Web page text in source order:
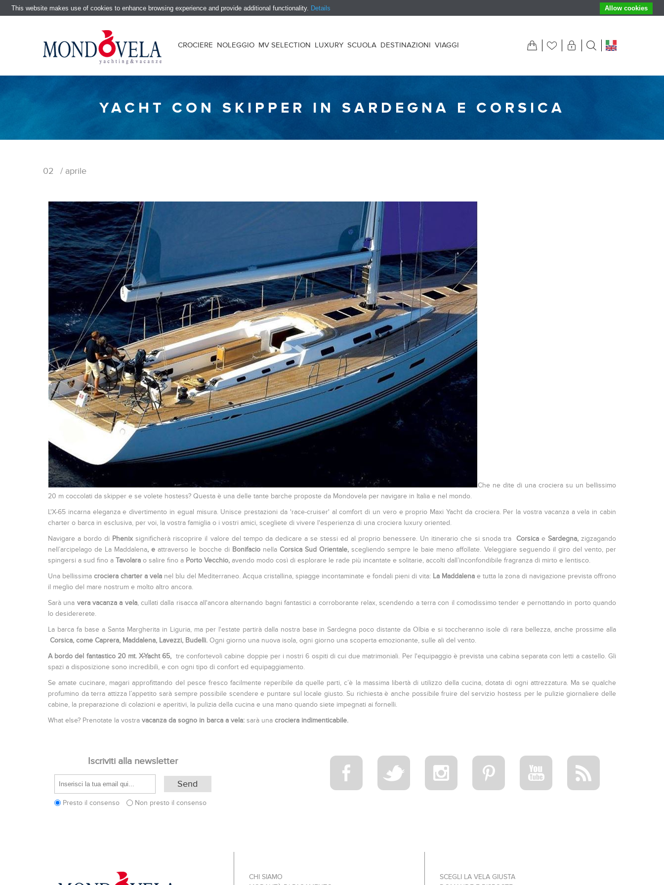
CROCIERE NOLEGGIO MV SELECTION LUXURY SCUOLA DESTINAZIONI VIAGGI
YACHT CON SKIPPER IN SARDEGNA E CORSICA
02 / aprile
Che ne dite di una crociera su un bellissimo
20 m coccolati da skipper e se volete hostess? Questa è una delle tante barche proposte da Mondovela per navigare in Italia e nel mondo.
L'X-65 incarna eleganza e divertimento in egual misura. Unisce prestazioni da 'race-cruiser' al comfort di un vero e proprio Maxi Yacht da crociera. Per la vostra vacanza a vela in cabin
charter o barca in esclusiva, per voi, la vostra famiglia o i vostri amici, scegliete di vivere l'esperienza di una crociera luxury oriented.
Navigare a bordo di Phenix significherà riscoprire il valore del tempo da dedicare a se stessi ed al proprio benessere. Un itinerario che si snoda tra Corsicae Sardegna,zigzagando
nell’arcipelago de La Maddalena,eattraverso le bocche di BonifacionellaCorsica Sud Orientale,scegliendo sempre le baie meno affollate. Veleggiare seguendo il giro del vento, per
spingersi a sud fino a Tavolara o salire fino a Porto Vecchio, avendo modo così di esplorare le rade più incantate e solitarie, accolti dall’inconfondibile fragranza di mirto e lentisco.
Una bellissimacrociera charter a vela nel blu del Mediterraneo. Acqua cristallina, spiagge incontaminate e fondali pieni di vita: La Maddalenae tutta la zona di navigazione prevista offrono
il meglio del mare nostrum e molto altro ancora.
Sarà una vera vacanza a vela, cullati dalla risacca all'ancora alternando bagni fantastici a corroborante relax, scendendo a terra con il comodissimo tender e pernottando in porto quando
lo desidererete.
La barca fa base a Santa Margherita in Liguria, ma per l'estate partirà dalla nostra base in Sardegna poco distante da Olbia e si toccheranno isole di rara bellezza, anche prossime alla
Corsica, come Caprera, Maddalena, Lavezzi, Budelli. Ogni giorno una nuova isola, ogni giorno una scoperta emozionante, sulle ali del vento.
A bordo del fantastico 20 mt. X-Yacht 65, tre confortevoli cabine doppie per i nostri 6 ospiti di cui due matrimoniali. Per l'equipaggio è prevista una cabina separata con letti a castello. Gli
spazi a disposizione sono incredibili, e con ogni tipo di confort ed equipaggiamento.
Se amate cucinare, magari approfittando del pesce fresco facilmente reperibile da quelle parti, c’è la massima libertà di utilizzo della cucina, dotata di ogni attrezzatura. Ma se qualche
profumino da terra attizza l’appetito sarà sempre possibile scendere e puntare sul locale giusto. Su richiesta è anche possibile fruire del servizio hostess per le pulizie giornaliere delle
cabine, la preparazione di colazioni e aperitivi, la pulizia della cucina e una mano quando siete impegnati ai fornelli.
What else? Prenotate la vostra vacanza da sogno in barca a vela: sarà una crociera indimenticabile.
Iscriviti alla newsletter
Presto il consenso Non presto il consenso
CHI SIAMO
SCEGLI LA VELA GIUSTA
This website makes use of cookies to enhance browsing experience and provide additional functionality. Details Allow cookies